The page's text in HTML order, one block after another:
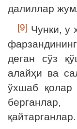
далиллар
[9] Чунки, у
деган сўз
алайҳи ва
ўхшаб
қайтарганлар.